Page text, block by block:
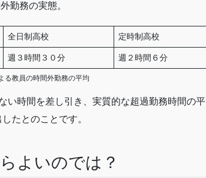
勤務の実態。
全日制高校 定時制高校
週３時間３０分 週２時間６分
る教員の時間外勤務の平均
い時間を差し引き、実質的な超過勤務時間の平
たとのことです。
よいのでは？